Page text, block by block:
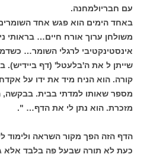
עם חבריולמחנה.
באחד הימים הוא פגש אחד
משולחן ערוך אורח חיים… בראותי
אינסטינקטיבי לרגלי השומר…
שייתן ל את ה'בלעטל' (דף ביידיש).
קורה. הוא הניח מיד את ידו על
מספר שאותו למדתי בבית. בבקשה,
מזכרת. הוא נתן לי את הדף… ".
הדף הזה הפך מקור השראה ולימוד
כעת לא תורה שבעל פה בלבד אלא